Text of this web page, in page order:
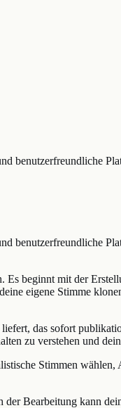
benutzerfreundliche
benutzerfreundliche
Es beginnt mit der
eigene Stimme
das sofort
zu verstehen und
Stimmen
Bearbeitung kann